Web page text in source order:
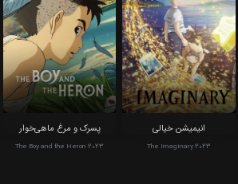
انیمیشن خیالی
The Imaginary 2023
پسرک و مرغ ماهی‌خوار
The Boy and the Heron 2023